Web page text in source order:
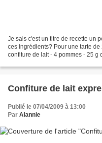
Je sais c'est un titre de recette un
ces ingrédients? Pour une tarte
confiture de lait - 4 pommes - 25 g
Confiture de lait
Publié le 07/04/2009 à 13:00
Par Alannie